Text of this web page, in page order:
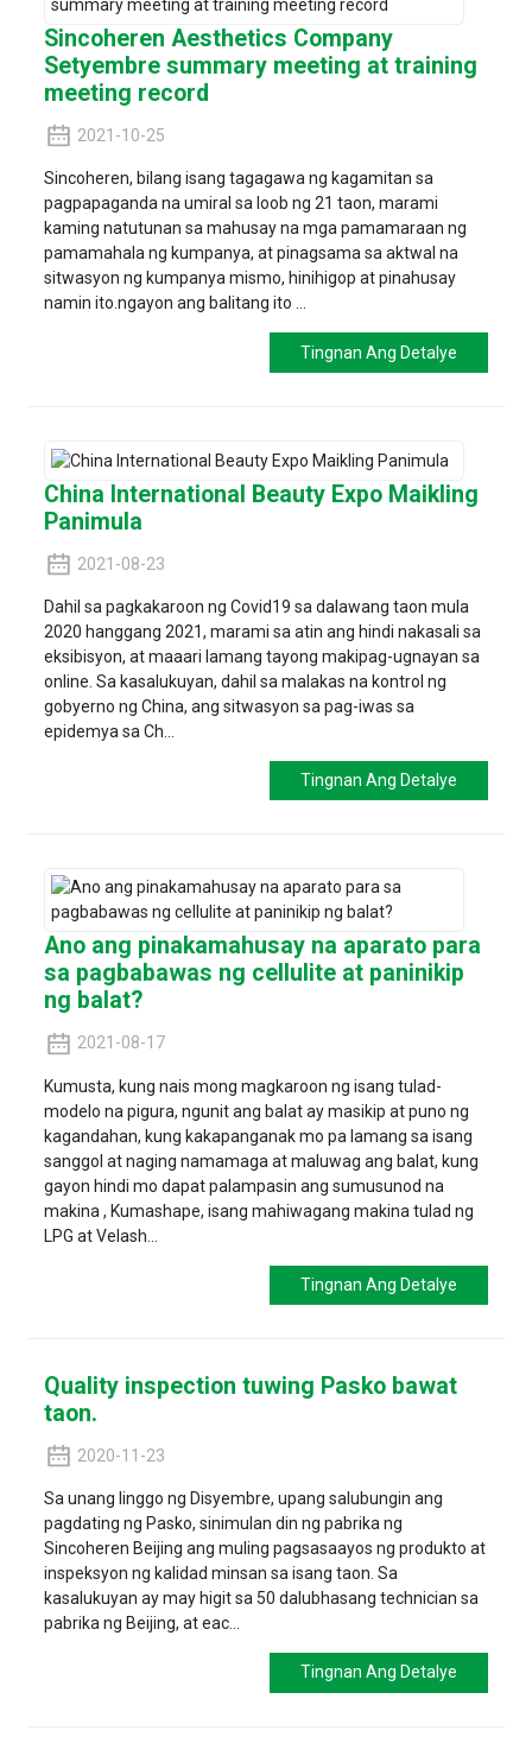
Sincoheren Aesthetics Company
Setyembre summary meeting at training
meeting record
2021-10-25
Sincoheren, bilang isang tagagawa ng kagamitan sa
pagpapaganda na umiral sa loob ng 21 taon, marami
kaming natutunan sa mahusay na mga pamamaraan ng
pamamahala ng kumpanya, at pinagsama sa aktwal na
sitwasyon ng kumpanya mismo, hinihigop at pinahusay
namin ito.ngayon ang balitang ito ...
Tingnan Ang Detalye
China International Beauty Expo Maikling
Panimula
2021-08-23
Dahil sa pagkakaroon ng Covid19 sa dalawang taon mula
2020 hanggang 2021, marami sa atin ang hindi nakasali sa
eksibisyon, at maaari lamang tayong makipag-ugnayan sa
online. Sa kasalukuyan, dahil sa malakas na kontrol ng
gobyerno ng China, ang sitwasyon sa pag-iwas sa
epidemya sa Ch...
Tingnan Ang Detalye
Ano ang pinakamahusay na aparato para
sa pagbabawas ng cellulite at paninikip
ng balat?
2021-08-17
Kumusta, kung nais mong magkaroon ng isang tulad-
modelo na pigura, ngunit ang balat ay masikip at puno ng
kagandahan, kung kakapanganak mo pa lamang sa isang
sanggol at naging namamaga at maluwag ang balat, kung
gayon hindi mo dapat palampasin ang sumusunod na
makina , Kumashape, isang mahiwagang makina tulad ng
LPG at Velash...
Tingnan Ang Detalye
Quality inspection tuwing Pasko bawat
taon.
2020-11-23
Sa unang linggo ng Disyembre, upang salubungin ang
pagdating ng Pasko, sinimulan din ng pabrika ng
Sincoheren Beijing ang muling pagsasaayos ng produkto at
inspeksyon ng kalidad minsan sa isang taon. Sa
kasalukuyan ay may higit sa 50 dalubhasang technician sa
pabrika ng Beijing, at eac...
Tingnan Ang Detalye